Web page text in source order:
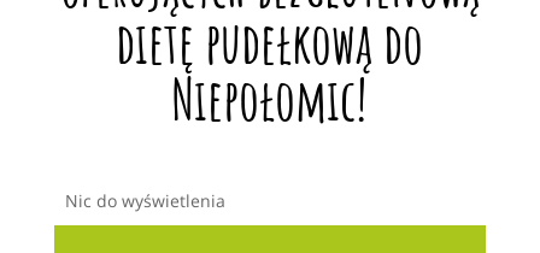
dietę pudełkową do
Niepołomic!
Nic do wyświetlenia